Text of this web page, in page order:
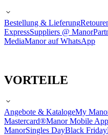
Bestellung & Lieferung
ExpressSuppliers @ Manor
MediaManor auf WhatsApp
VORTEILE
Angebote & KatalogeMy
Mastercard®Manor Mobile App
ManorSingles DayBlack Friday